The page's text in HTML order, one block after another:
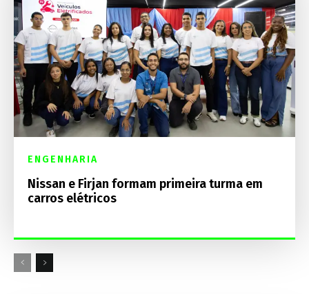
ENGENHARIA
Nissan e Firjan formam primeira turma em
carros elétricos